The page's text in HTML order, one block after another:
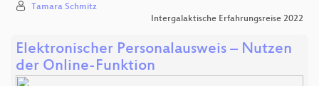
Tamara Schmitz
Intergalaktische Erfahrungsreise 2022
Elektronischer Personalausweis – Nutzen
der Online‑Funktion